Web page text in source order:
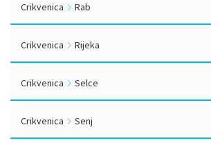
Crikvenica Rab
Crikvenica Rijeka
Crikvenica Selce
Crikvenica Senj